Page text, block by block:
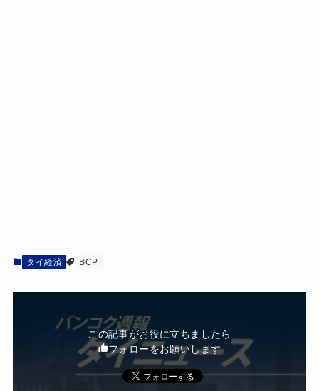
タイ経済 BCP
この記事がお役に立ちましたら
フォローをお願いします